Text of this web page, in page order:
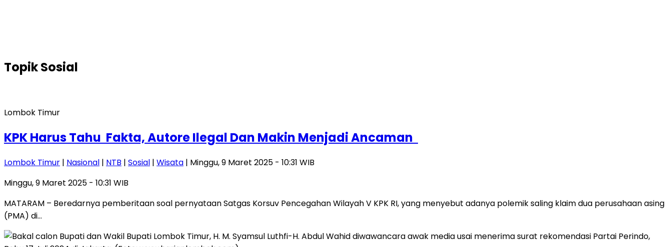
TopikSosial
Lombok Timur
KPK Harus Tahu Fakta, Autore Ilegal Dan Makin Menjadi Ancaman
Lombok Timur | Nasional | NTB | Sosial | Wisata | Minggu, 9 Maret 2025 - 10:31 WIB
Minggu, 9 Maret 2025 - 10:31 WIB
MATARAM – Beredarnya pemberitaan soal pernyataan Satgas Korsuv Pencegahan Wilayah V KPK RI, yang menyebut adanya polemik saling klaim dua perusahaan asing
(PMA) di…